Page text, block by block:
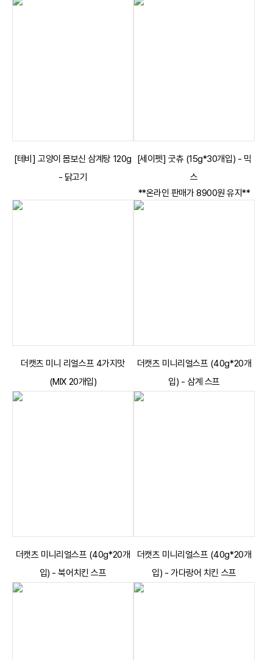
[테비] 고양이 몸보신 삼계탕 120g
- 닭고기
[세이펫] 굿츄 (15g*30개입) - 믹
스
**온라인 판매가 8900원 유지**
더캣츠 미니 리얼스프 4가지맛
(MIX 20개입)
더캣츠 미니리얼스프 (40g*20개
입) - 삼계 스프
더캣츠 미니리얼스프 (40g*20개
입) - 북어치킨 스프
더캣츠 미니리얼스프 (40g*20개
입) - 가다랑어 치킨 스프